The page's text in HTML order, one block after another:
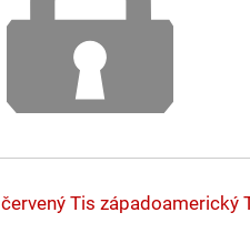
Tis západoamerický